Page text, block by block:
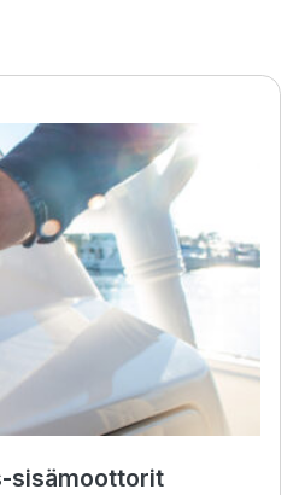
BOW PRO -potkurit
sisämoottorit